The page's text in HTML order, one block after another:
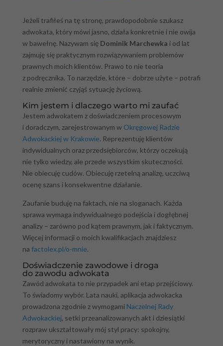
Jeżeli trafiłeś na tę stronę, prawdopodobnie szukasz
adwokata, który mówi jasno, działa konkretnie i nie owija
w bawełnę. Nazywam się Dominik Marchewka i od lat
zajmuję się praktycznym rozwiązywaniem problemów
prawnych moich klientów. Prawo to nie teoria
z podręcznika. To narzędzie, które – dobrze użyte – potrafi
realnie zmienić czyjąś sytuację życiową.
Kim jestem i dlaczego warto mi zaufać
Jestem adwokatem z doświadczeniem procesowym
i doradczym, zarejestrowanym w Okręgowej Radzie
Adwokackiej w Krakowie. Reprezentuję klientów
indywidualnych oraz przedsiębiorców, którzy oczekują
nie tylko wiedzy, ale przede wszystkim skuteczności.
Nie obiecuję cudów. Obiecuję rzetelną analizę, uczciwą
ocenę szans i konsekwentne działanie.
Zaufanie buduję na faktach, nie na sloganach. Każda
sprawa wymaga indywidualnego podejścia i dogłębnej
analizy – zarówno pod kątem prawnym, jak i faktycznym.
Więcej informacji o moich kwalifikacjach znajdziesz
na factolex.pl/o-mnie.
Doświadczenie zawodowe i droga
do zawodu adwokata
Zawód adwokata to nie przypadek ani etap przejściowy.
To świadomy wybór. Lata nauki, aplikacja adwokacka
prowadzona zgodnie z wymogami Naczelnej Rady
Adwokackiej, setki przeanalizowanych akt i dziesiątki
rozpraw ukształtowały mój styl pracy: spokojny,
merytoryczny i nastawiony na wynik.